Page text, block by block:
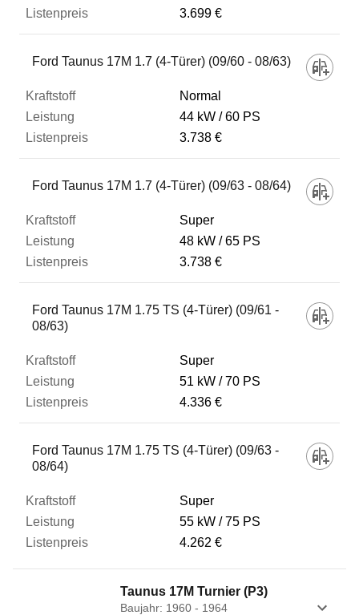
3.699 €
Ford Taunus 17M 1.7 (4-Türer) (09/60 - 08/63)
Normal
44 kW
60 PS
3.738 €
Ford Taunus 17M 1.7 (4-Türer) (09/63 - 08/64)
Super
48 kW
65 PS
3.738 €
Ford Taunus 17M 1.75 TS (4-Türer) (09/61 -
08/63)
Super
51 kW
70 PS
4.336 €
Ford Taunus 17M 1.75 TS (4-Türer) (09/63 -
08/64)
Super
55 kW
75 PS
4.262 €
Taunus 17M Turnier (P3)
Baujahr: 1960 - 1964